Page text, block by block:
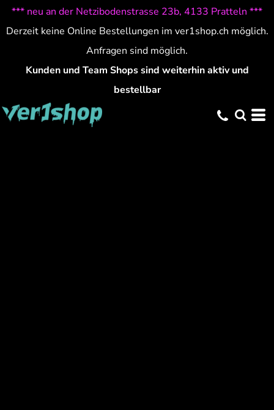
*** neu an der Netzibodenstrasse 23b, 4133 Pratteln ***
Derzeit keine Online Bestellungen im ver1shop.ch möglich.
Anfragen sind möglich.
Kunden und Team Shops sind weiterhin aktiv und
bestellbar